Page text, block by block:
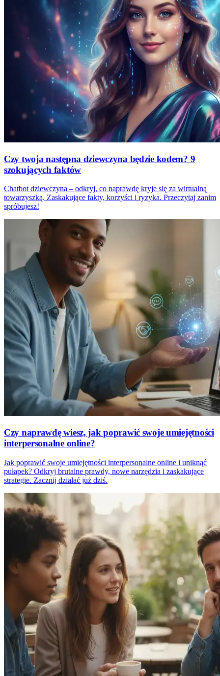
Czy twoja następna dziewczyna będzie kodem? 9
szokujących faktów
Chatbot dziewczyna – odkryj, co naprawdę kryje się za wirtualną
towarzyszką. Zaskakujące fakty, korzyści i ryzyka. Przeczytaj zanim
spróbujesz!
Czy naprawdę wiesz, jak poprawić swoje umiejętności
interpersonalne online?
Jak poprawić swoje umiejętności interpersonalne online i uniknąć
pułapek? Odkryj brutalne prawdy, nowe narzędzia i zaskakujące
strategie. Zacznij działać już dziś.